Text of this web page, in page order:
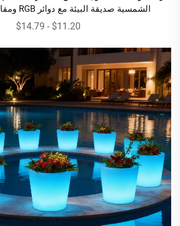
الشمسية صديقة البيئة مع دوائر RGB ومقاومة للماء IP55
$11.20 - $14.79